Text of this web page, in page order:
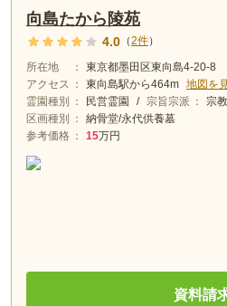
向島たから陵苑
4.0 （2件）
所在地
東京都墨田区東向島4-20-8
アクセス
東向島駅から464m 地図を
霊園種別
民営霊園 / 宗旨宗派
宗
区画種別
納骨堂/永代供養墓
参考価格
15万円
資料請